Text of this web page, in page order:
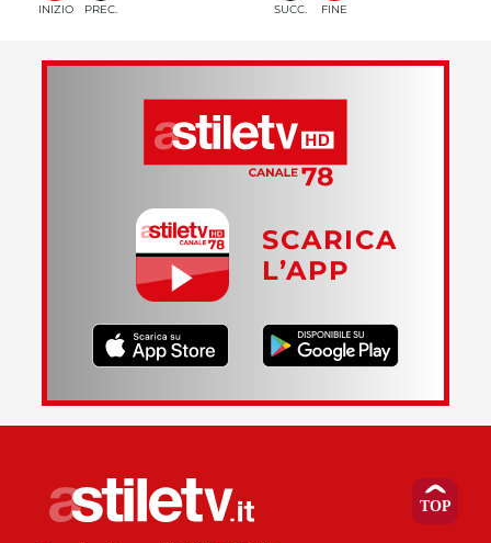
INIZIO PREC. SUCC. FINE
SCARICA
L’APP